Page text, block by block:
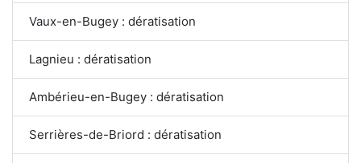
Vaux-en-Bugey : dératisation
Lagnieu : dératisation
Ambérieu-en-Bugey : dératisation
Serrières-de-Briord : dératisation